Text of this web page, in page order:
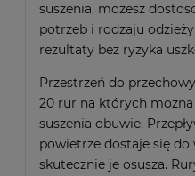
suszenia, możesz
potrzeb i rodzaju
rezultaty bez ryzyka
Przestrzeń do
20 rur na których
suszenia obuwie.
powietrze dostaje się
skutecznie je osusza.